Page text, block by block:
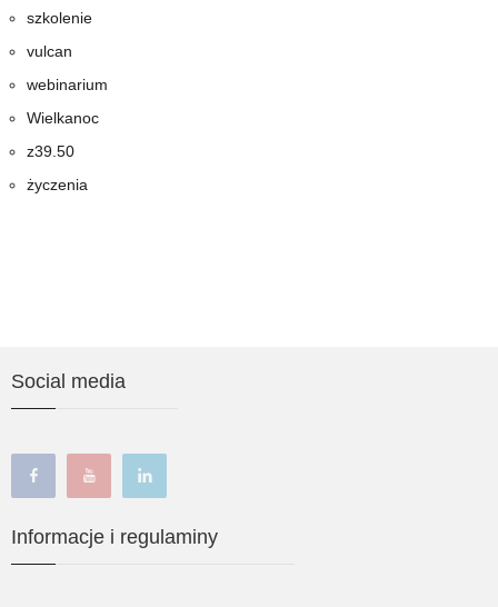
szkolenie
vulcan
webinarium
Wielkanoc
z39.50
życzenia
Social media
Informacje i regulaminy